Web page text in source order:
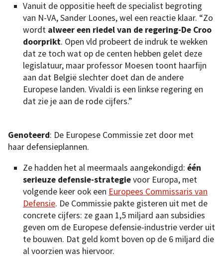
Vanuit de oppositie heeft de specialist begroting
van N-VA, Sander Loones, wel een reactie klaar. “Zo
wordt alweer een riedel van de regering-De Croo
doorprikt. Open vld probeert de indruk te wekken
dat ze toch wat op de centen hebben gelet deze
legislatuur, maar professor Moesen toont haarfijn
aan dat België slechter doet dan de andere
Europese landen. Vivaldi is een linkse regering en
dat zie je aan de rode cijfers.”
Genoteerd: De Europese Commissie zet door met
haar defensieplannen.
Ze hadden het al meermaals aangekondigd: één
serieuze defensie-strategievoor Europa, met
volgende keer ook een Europees Commissaris van
Defensie. De Commissie pakte gisteren uit met de
concrete cijfers: ze gaan 1,5 miljard aan subsidies
geven om de Europese defensie-industrie verder uit
te bouwen. Dat geld komt boven op de 6 miljard die
al voorzien was hiervoor.